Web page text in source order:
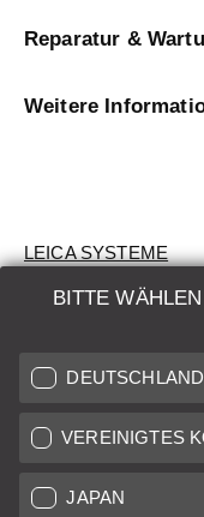
BITTE
DEUTSCHLAND
JAPAN
Reparatur &
Weitere
LEICA SYSTEME
BEWERTUNG
AUKTION
BRAND NEW